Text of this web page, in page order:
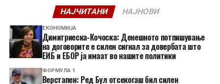
НАЈЧИТАНИ НАЈНОВИ
ЕКОНОМИЈА
Димитриеска-Кочоска: Денешното потпишување
на договорите е силен сигнал за довербата што
ЕИБ и ЕБОР ја имаат во нашите политики
ФОРМУЛА 1
Верстапен: Ред Бул отсекогаш бил силен